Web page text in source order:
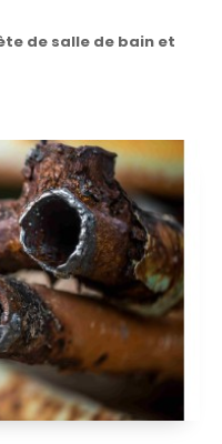
de salle de bain et